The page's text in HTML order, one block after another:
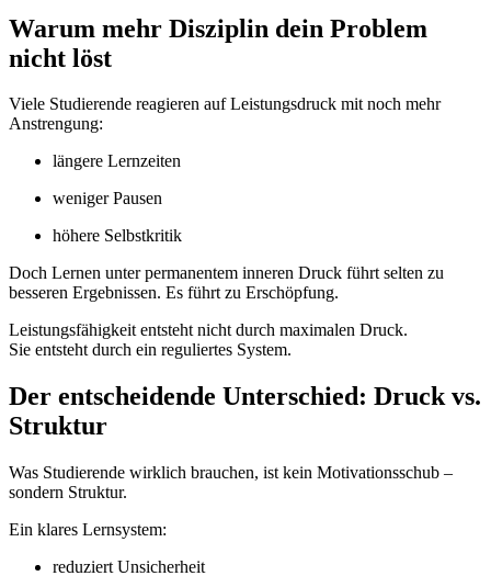
Warum mehr Disziplin dein Problem
nicht löst
Viele Studierende reagieren auf Leistungsdruck mit noch mehr
Anstrengung:
längere Lernzeiten
weniger Pausen
höhere Selbstkritik
Doch Lernen unter permanentem inneren Druck führt selten zu
besseren Ergebnissen. Es führt zu Erschöpfung.
Leistungsfähigkeit entsteht nicht durch maximalen Druck.
Sie entsteht durch ein reguliertes System.
Der entscheidende Unterschied: Druck vs.
Struktur
Was Studierende wirklich brauchen, ist kein Motivationsschub –
sondern Struktur.
Ein klares Lernsystem:
reduziert Unsicherheit